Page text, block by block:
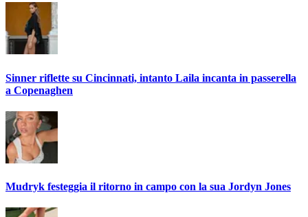
Sinner riflette su Cincinnati, intanto Laila incanta in passerella
a Copenaghen
Mudryk festeggia il ritorno in campo con la sua Jordyn Jones